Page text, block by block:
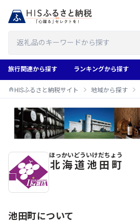
旅行関連から探す ランキングから探す
HISふるさと納税サイト 地域から探す
池田町のふるさと納税返礼品一覧
北海道
ほっかいどう
池田町
いけだちょう
池田町について